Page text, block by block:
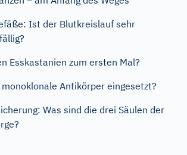
Ist der Blutkreislauf sehr
Esskastanien zum ersten Mal?
Antikörper eingesetzt?
Was sind die drei Säulen der